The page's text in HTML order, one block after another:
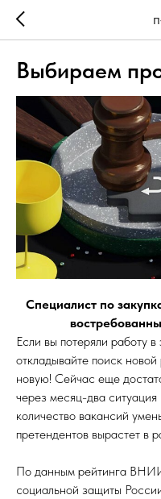
Выбираем
Специалист по
Если вы потеряли работу
откладывайте поиск
новую! Сейчас еще
через месяц-два
количество вакансий
претендентов вырастет в
По данным рейтинга
социальной защиты